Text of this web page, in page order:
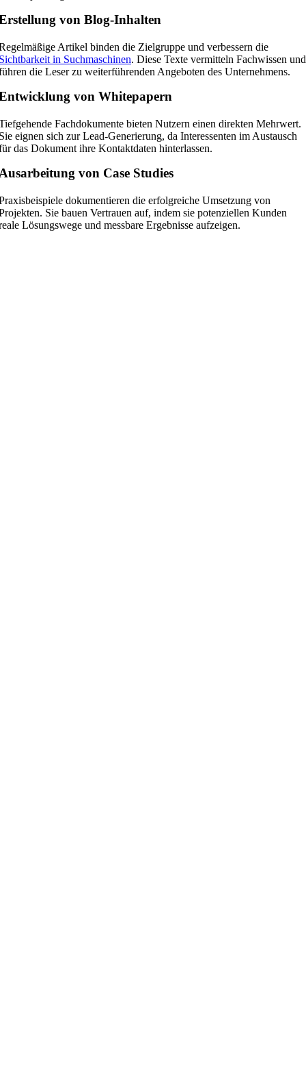
von Blog-Inhalten
Artikel binden die Zielgruppe und verbessern die
in Suchmaschinen. Diese Texte vermitteln Fachwissen und
die Leser zu weiterführenden Angeboten des Unternehmens.
von Whitepapern
Fachdokumente bieten Nutzern einen direkten Mehrwert.
eignen sich zur Lead-Generierung, da Interessenten im Austausch
das Dokument ihre Kontaktdaten hinterlassen.
von Case Studies
dokumentieren die erfolgreiche Umsetzung von
Sie bauen Vertrauen auf, indem sie potenziellen Kunden
Lösungswege und messbare Ergebnisse aufzeigen.